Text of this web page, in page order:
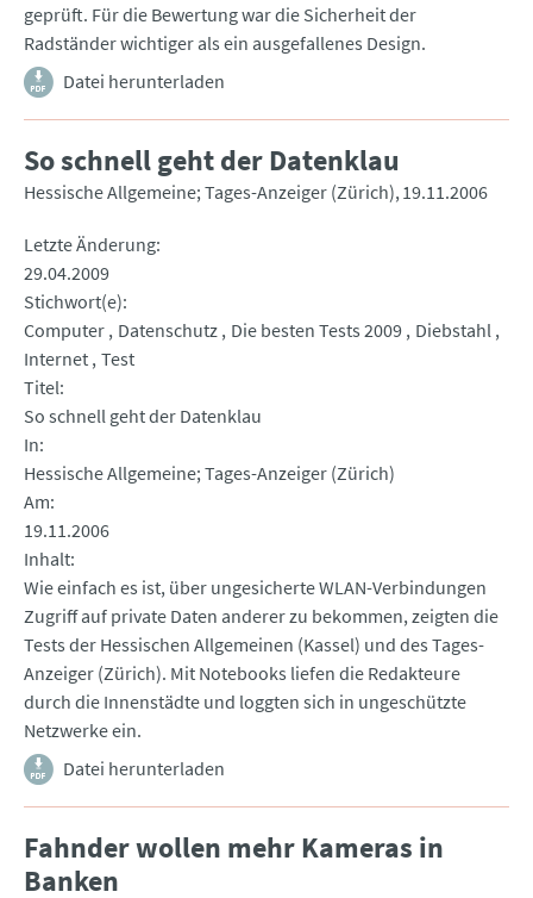
geprüft. Für die Bewertung war die Sicherheit der
Radständer wichtiger als ein ausgefallenes Design.
Datei herunterladen
So schnell geht der Datenklau
Hessische Allgemeine; Tages-Anzeiger (Zürich) 19.11.2006
Letzte Änderung
29.04.2009
Stichwort(e)
Computer Datenschutz Die besten Tests 2009 Diebstahl
Internet Test
Titel
So schnell geht der Datenklau
In
Hessische Allgemeine; Tages-Anzeiger (Zürich)
Am
19.11.2006
Inhalt
Wie einfach es ist, über ungesicherte WLAN-Verbindungen
Zugriff auf private Daten anderer zu bekommen, zeigten die
Tests der Hessischen Allgemeinen (Kassel) und des Tages-
Anzeiger (Zürich). Mit Notebooks liefen die Redakteure
durch die Innenstädte und loggten sich in ungeschützte
Netzwerke ein.
Datei herunterladen
Fahnder wollen mehr Kameras in
Banken